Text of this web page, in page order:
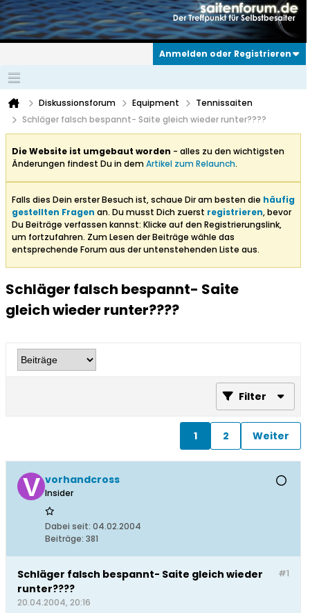
Anmelden oder Registrieren
Diskussionsforum Equipment
Tennissaiten
Schläger falsch bespannt- Saite gleich wieder runter????
Die Website ist umgebaut worden - alles zu den wichtigsten
Änderungen findest Du in demArtikel zum Relaunch.
Falls dies Dein erster Besuch ist, schaue Dir am besten die häufig
gestellten Fragen an. Du musst Dich zuerst registrieren, bevor
Du Beiträge verfassen kannst: Klicke auf den Registrierungslink,
um fortzufahren. Zum Lesen der Beiträge wähle das
entsprechende Forum aus der untenstehenden Liste aus.
Schläger falsch bespannt- Saite
gleich wieder runter????
Filter
1 2 Weiter
vorhandcross
Insider
Dabei seit: 04.02.2004
Beiträge: 381
#1
Schläger falsch bespannt- Saite gleich wieder
runter????
20.04.2004, 20:16